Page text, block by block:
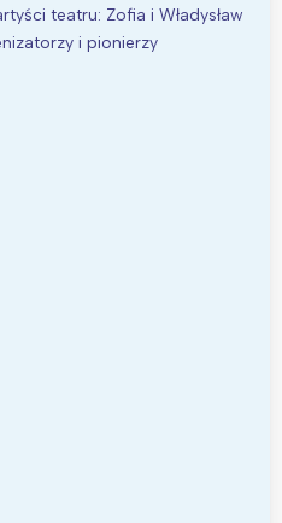
teatru: Zofia i Władysław
i pionierzy